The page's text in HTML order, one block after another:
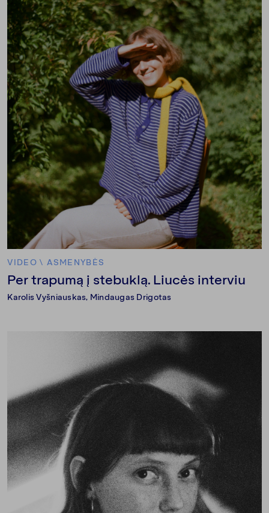
VIDEO \ ASMENYBĖS
Per trapumą į stebuklą. Liucės interviu
Karolis Vyšniauskas, Mindaugas Drigotas